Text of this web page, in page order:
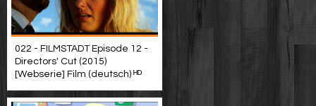
022 - FILMSTADT Episode 12 -
Directors' Cut (2015)
[Webserie] Film (deutsch) ᴴᴰ